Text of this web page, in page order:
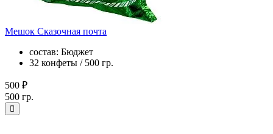
Мешок Сказочная почта
состав: Бюджет
32 конфеты / 500 гр.
500 ₽
500 гр.